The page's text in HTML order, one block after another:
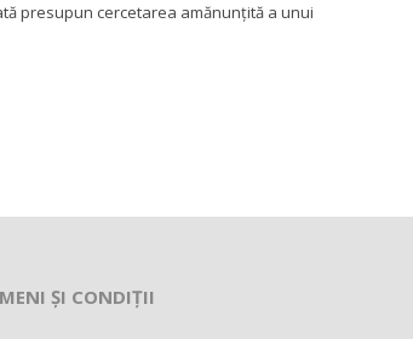
presupun cercetarea amănunțită a unui
ȘI CONDIȚII